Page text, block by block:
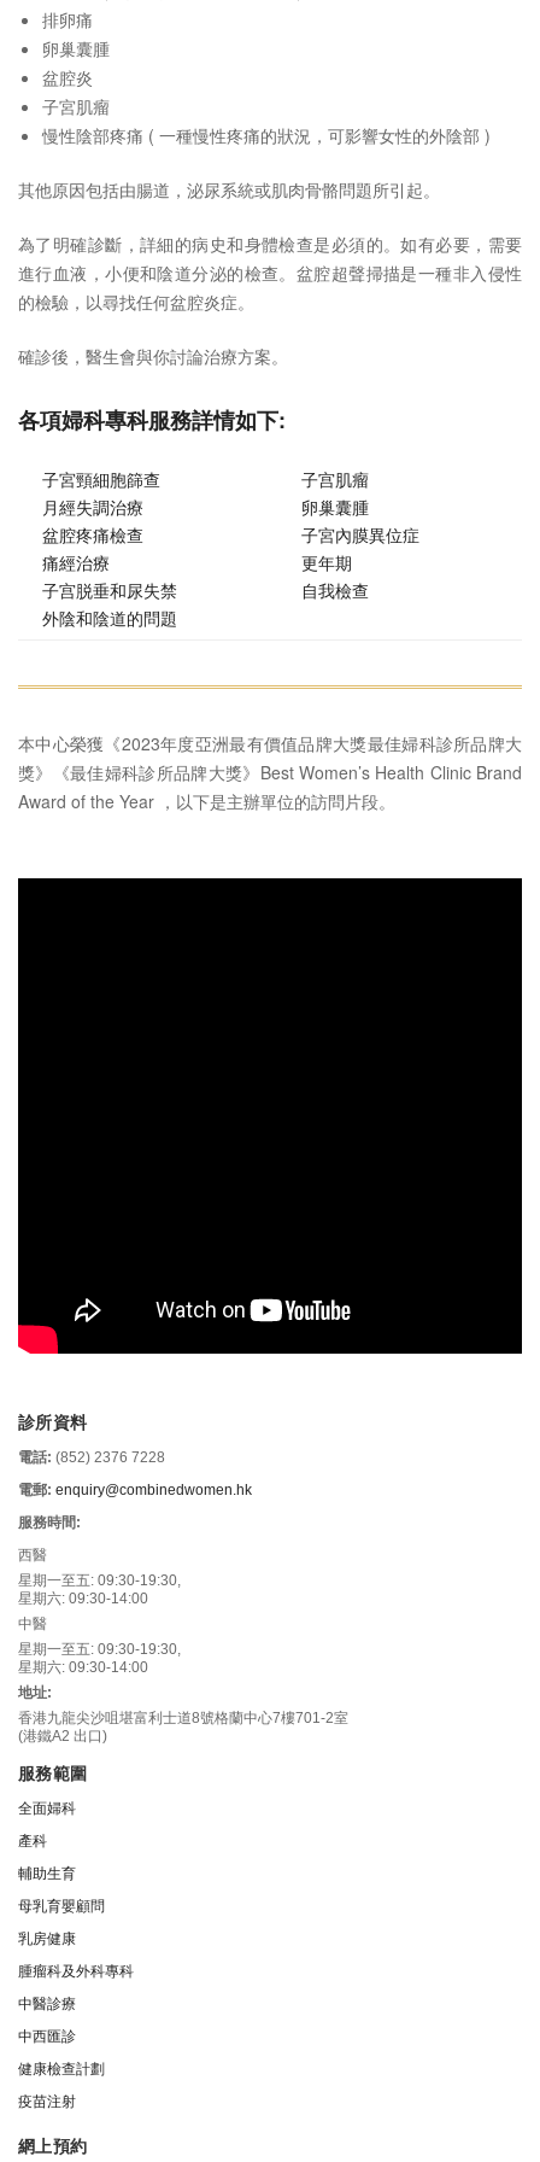
排卵痛
卵巢囊腫
盆腔炎
子宮肌瘤
慢性陰部疼痛 ( 一種慢性疼痛的狀況，可影響女性的外陰部 )
其他原因包括由腸道，泌尿系統或肌肉骨骼問題所引起。
為了明確診斷，詳細的病史和身體檢查是必須的。如有必要，需要
進行血液，小便和陰道分泌的檢查。盆腔超聲掃描是一種非入侵性
的檢驗，以尋找任何盆腔炎症。
確診後，醫生會與你討論治療方案。
各項婦科專科服務詳情如下:
子宮頸細胞篩查
月經失調治療
盆腔疼痛檢查
痛經治療
子宫脱垂和尿失禁
外陰和陰道的問題
子宫肌瘤
卵巢囊腫
子宮內膜異位症
更年期
自我檢查
本中心榮獲《2023年度亞洲最有價值品牌大獎最佳婦科診所品牌大
獎》《最佳婦科診所品牌大獎》Best Women’s Health Clinic Brand
Award of the Year ，以下是主辦單位的訪問片段。
診所資料
電話: (852) 2376 7228
電郵: enquiry@combinedwomen.hk
服務時間:
西醫
星期一至五: 09:30-19:30,
星期六: 09:30-14:00
中醫
星期一至五: 09:30-19:30,
星期六: 09:30-14:00
地址:
香港九龍尖沙咀堪富利士道8號格蘭中心7樓701-2室
(港鐵A2 出口)
服務範圍
全面婦科
產科
輔助生育
母乳育嬰顧問
乳房健康
腫瘤科及外科專科
中醫診療
中西匯診
健康檢查計劃
疫苗注射
網上預約